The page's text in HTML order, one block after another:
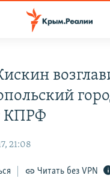
КРЫМА. 11 ИСТОРИЙ
КПРФ
21:08
Читать без VPN